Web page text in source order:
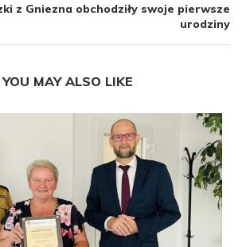
z Gniezna obchodziły swoje pierwsze
urodziny
YOU MAY ALSO LIKE